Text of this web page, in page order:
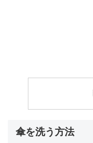
傘を洗う方法